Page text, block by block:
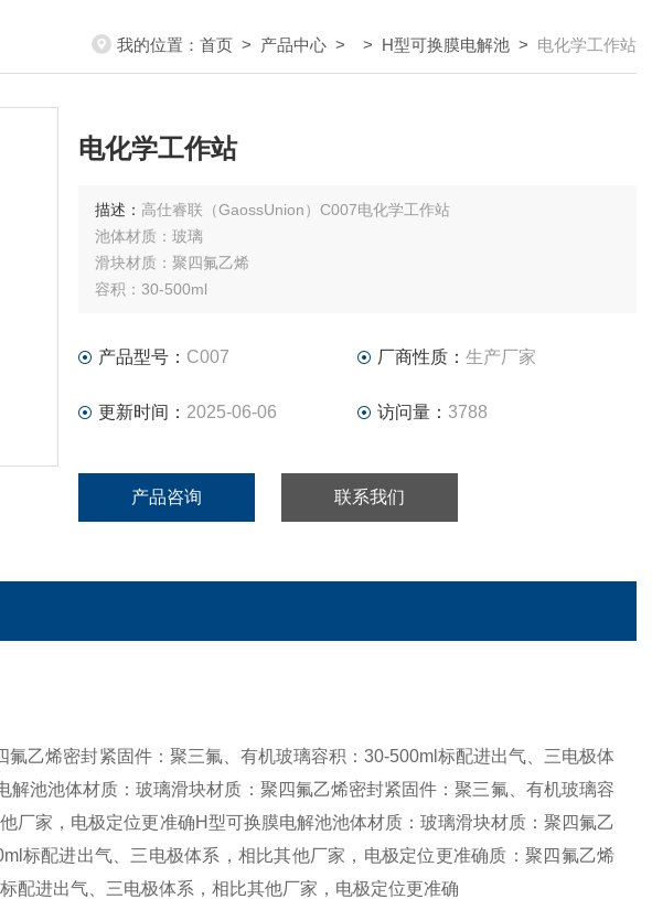
我的位置： 首页 > 产品中心 > > H型可换膜电解池 > 电化学工作站
电化学工作站
描述： 高仕睿联（GaossUnion）C007电化学工作站
池体材质：玻璃
滑块材质：聚四氟乙烯
容积：30-500ml
产品型号： C007 厂商性质： 生产厂家
更新时间： 2025-06-06 访问量： 3788
产品咨询 联系我们
乙烯密封紧固件：聚三氟、有机玻璃容积：30-500ml标配进出气、三电极体
池池体材质：玻璃滑块材质：聚四氟乙烯密封紧固件：聚三氟、有机玻璃容
厂家，电极定位更准确H型可换膜电解池池体材质：玻璃滑块材质：聚四氟乙
标配进出气、三电极体系，相比其他厂家，电极定位更准确质：聚四氟乙烯
配进出气、三电极体系，相比其他厂家，电极定位更准确